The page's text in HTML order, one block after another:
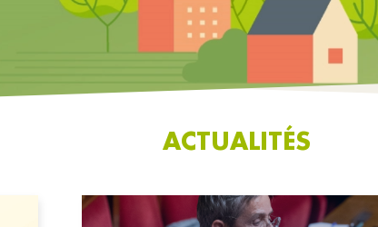
ACTUALITÉS